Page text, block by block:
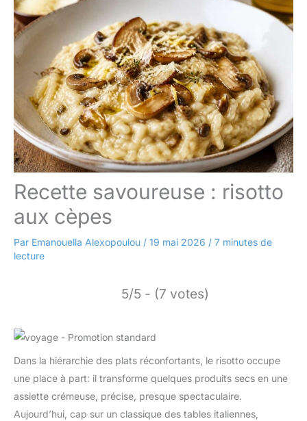
Recette savoureuse : risotto
aux cèpes
Par Emanouella Alexopoulou / 19 mai 2026 / 7 minutes de
lecture
5/5 - (7 votes)
Dans la hiérarchie des plats réconfortants, le risotto occupe
une place à part: il transforme quelques produits secs en une
assiette crémeuse, précise, presque spectaculaire.
Aujourd’hui, cap sur un classique des tables italiennes,